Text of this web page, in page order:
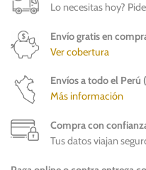
Lo necesitas hoy?
Envío gratis en
Ver cobertura
Envíos a todo el Perú
Más información
Compra con
Tus datos viajan